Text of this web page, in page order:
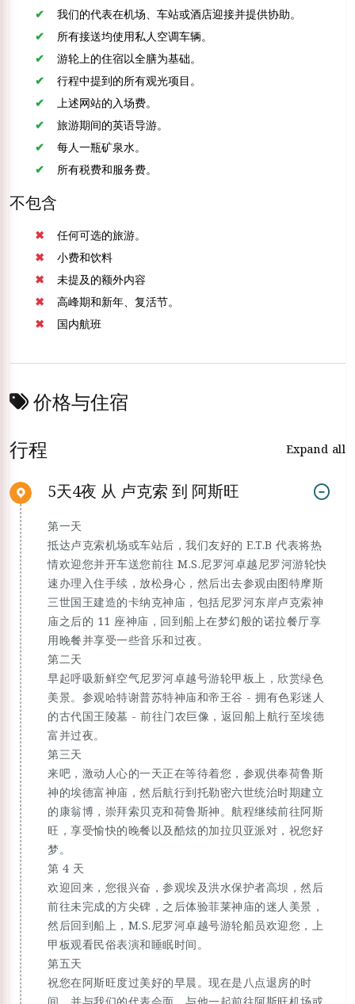
我们的代表在机场、车站或酒店迎接并提供协助。
所有接送均使用私人空调车辆。
游轮上的住宿以全膳为基础。
行程中提到的所有观光项目。
上述网站的入场费。
旅游期间的英语导游。
每人一瓶矿泉水。
所有税费和服务费。
不包含
任何可选的旅游。
小费和饮料
未提及的额外内容
高峰期和新年、复活节。
国内航班
价格与住宿
行程
Expand all
5天4夜 从 卢克索 到 阿斯旺
第一天
抵达卢克索机场或车站后，我们友好的 E.T.B 代表将热
情欢迎您并开车送您前往 M.S.尼罗河卓越尼罗河游轮快
速办理入住手续，放松身心，然后出去参观由图特摩斯
三世国王建造的卡纳克神庙，包括尼罗河东岸卢克索神
庙之后的 11 座神庙，回到船上在梦幻般的诺拉餐厅享
用晚餐并享受一些音乐和过夜。
第二天
早起呼吸新鲜空气尼罗河卓越号游轮甲板上，欣赏绿色
美景。参观哈特谢普苏特神庙和帝王谷 - 拥有色彩迷人
的古代国王陵墓 - 前往门农巨像，返回船上航行至埃德
富并过夜。
第三天
来吧，激动人心的一天正在等待着您，参观供奉荷鲁斯
神的埃德富神庙，然后航行到托勒密六世统治时期建立
的康翁博，崇拜索贝克和荷鲁斯神。航程继续前往阿斯
旺，享受愉快的晚餐以及酷炫的加拉贝亚派对，祝您好
梦。
第 4 天
欢迎回来，您很兴奋，参观埃及洪水保护者高坝，然后
前往未完成的方尖碑，之后体验菲莱神庙的迷人美景，
然后回到船上，M.S.尼罗河卓越号游轮船员欢迎您，上
甲板观看民俗表演和睡眠时间。
第五天
祝您在阿斯旺度过美好的早晨。现在是八点退房的时